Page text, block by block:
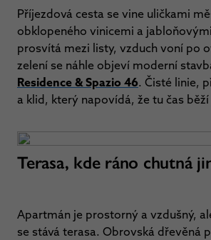
Příjezdová cesta se vine uličkami
obklopeného vinicemi a
prosvítá mezi listy, vzduch voní po
zelení se náhle objeví moderní
Residence & Spazio 46. Čisté linie,
a klid, který napovídá, že tu čas běží
Terasa, kde ráno chutná
Apartmán je prostorný a vzdušný,
se stává terasa. Obrovská dřevěná